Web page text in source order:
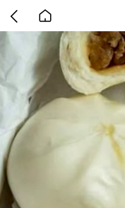
back
to
home